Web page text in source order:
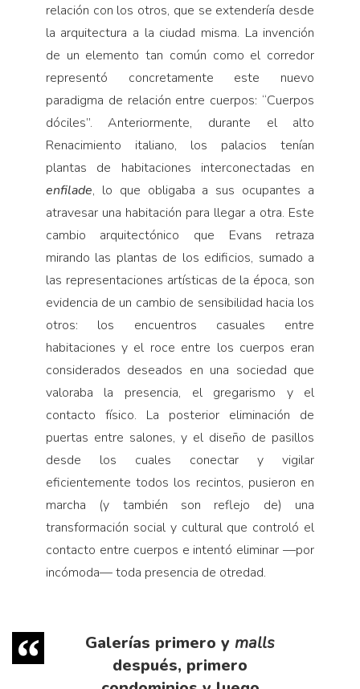
relación con los otros, que se extendería desde
la arquitectura a la ciudad misma. La invención
de un elemento tan común como el corredor
representó concretamente este nuevo
paradigma de relación entre cuerpos: “Cuerpos
dóciles”. Anteriormente, durante el alto
Renacimiento italiano, los palacios tenían
plantas de habitaciones interconectadas en
enfilade, lo que obligaba a sus ocupantes a
atravesar una habitación para llegar a otra. Este
cambio arquitectónico que Evans retraza
mirando las plantas de los edificios, sumado a
las representaciones artísticas de la época, son
evidencia de un cambio de sensibilidad hacia los
otros: los encuentros casuales entre
habitaciones y el roce entre los cuerpos eran
considerados deseados en una sociedad que
valoraba la presencia, el gregarismo y el
contacto físico. La posterior eliminación de
puertas entre salones, y el diseño de pasillos
desde los cuales conectar y vigilar
eficientemente todos los recintos, pusieron en
marcha (y también son reflejo de) una
transformación social y cultural que controló el
contacto entre cuerpos e intentó eliminar —por
incómoda— toda presencia de otredad.
Galerías primero y malls
después, primero